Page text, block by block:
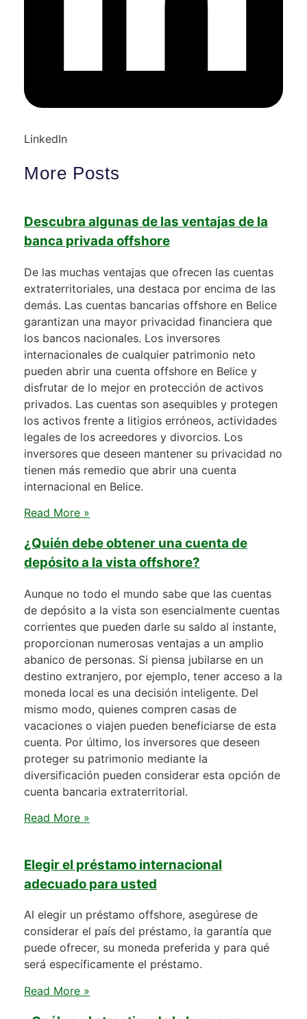
LinkedIn
More Posts
Descubra algunas de las ventajas de la
banca privada offshore
De las muchas ventajas que ofrecen las cuentas
extraterritoriales, una destaca por encima de las
demás. Las cuentas bancarias offshore en Belice
garantizan una mayor privacidad financiera que
los bancos nacionales. Los inversores
internacionales de cualquier patrimonio neto
pueden abrir una cuenta offshore en Belice y
disfrutar de lo mejor en protección de activos
privados. Las cuentas son asequibles y protegen
los activos frente a litigios erróneos, actividades
legales de los acreedores y divorcios. Los
inversores que deseen mantener su privacidad no
tienen más remedio que abrir una cuenta
internacional en Belice.
Read More »
¿Quién debe obtener una cuenta de
depósito a la vista offshore?
Aunque no todo el mundo sabe que las cuentas
de depósito a la vista son esencialmente cuentas
corrientes que pueden darle su saldo al instante,
proporcionan numerosas ventajas a un amplio
abanico de personas. Si piensa jubilarse en un
destino extranjero, por ejemplo, tener acceso a la
moneda local es una decisión inteligente. Del
mismo modo, quienes compren casas de
vacaciones o viajen pueden beneficiarse de esta
cuenta. Por último, los inversores que deseen
proteger su patrimonio mediante la
diversificación pueden considerar esta opción de
cuenta bancaria extraterritorial.
Read More »
Elegir el préstamo internacional
adecuado para usted
Al elegir un préstamo offshore, asegúrese de
considerar el país del préstamo, la garantía que
puede ofrecer, su moneda preferida y para qué
será específicamente el préstamo.
Read More »